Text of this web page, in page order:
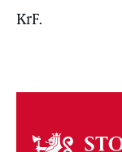
KrF.
Om